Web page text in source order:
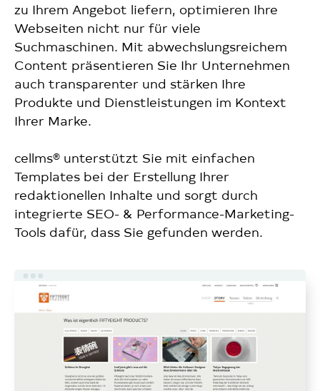
zu Ihrem Angebot liefern, optimieren Ihre
Webseiten nicht nur für viele
Suchmaschinen. Mit abwechslungsreichem
Content präsentieren Sie Ihr Unternehmen
auch transparenter und stärken Ihre
Produkte und Dienstleistungen im Kontext
Ihrer Marke.
cellms® unterstützt Sie mit einfachen
Templates bei der Erstellung Ihrer
redaktionellen Inhalte und sorgt durch
integrierte SEO- & Performance-Marketing-
Tools dafür, dass Sie gefunden werden.